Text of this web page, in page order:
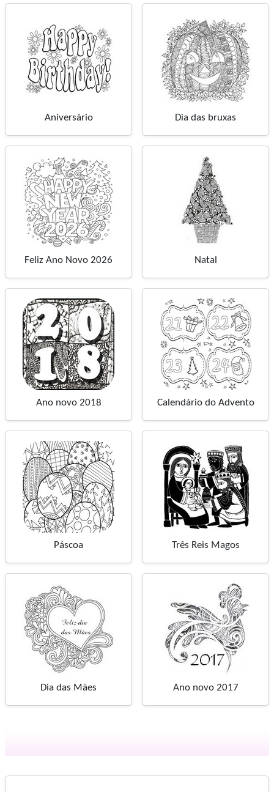
Aniversário Dia das bruxas
Feliz Ano Novo 2026 Natal
Ano novo 2018 Calendário do Advento
Páscoa Três Reis Magos
Dia das Mães Ano novo 2017